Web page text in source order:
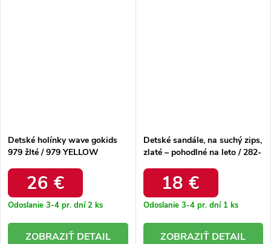
Detské holínky wave gokids
979 žlté / 979 YELLOW
26 €
Odoslanie 3-4 pr. dní2 ks
DETAIL
Detské sandále, na suchý zips,
zlaté – pohodlné na leto / 282-
18 €
Odoslanie 3-4 pr. dní 1 ks
DETAIL